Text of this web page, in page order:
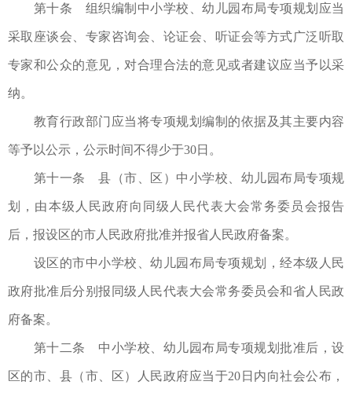
第十条 组织编制中小学校、幼儿园布局专项规划应当
采取座谈会、专家咨询会、论证会、听证会等方式广泛听取
专家和公众的意见，对合理合法的意见或者建议应当予以采
纳。
教育行政部门应当将专项规划编制的依据及其主要内容
等予以公示，公示时间不得少于30日。
第十一条 县（市、区）中小学校、幼儿园布局专项规
划，由本级人民政府向同级人民代表大会常务委员会报告
后，报设区的市人民政府批准并报省人民政府备案。
设区的市中小学校、幼儿园布局专项规划，经本级人民
政府批准后分别报同级人民代表大会常务委员会和省人民政
府备案。
第十二条 中小学校、幼儿园布局专项规划批准后，设
区的市、县（市、区）人民政府应当于20日内向社会公布，